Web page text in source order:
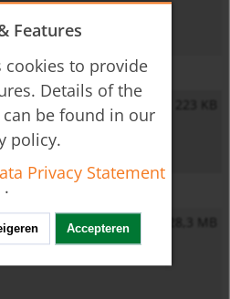
223 KB
software
28,3 MB
Features
cookies to provide
Details of the
be found in our
policy.
Privacy Statement
·
Accepteren